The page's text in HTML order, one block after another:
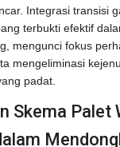
Integrasi transisi
terbukti efektif
mengunci fokus
mengeliminasi
padat.
Skema Palet